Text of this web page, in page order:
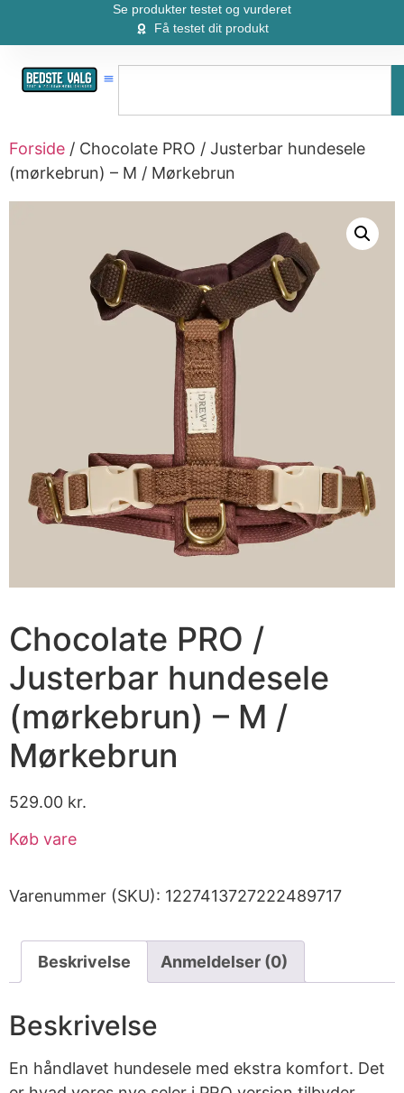
Se produkter testet og vurderet
Få testet dit produkt
Forside / Chocolate PRO / Justerbar hundesele
(mørkebrun) – M / Mørkebrun
Chocolate PRO /
Justerbar hundesele
(mørkebrun) – M /
Mørkebrun
529.00 kr.
Køb vare
Varenummer (SKU): 1227413727222489717
Beskrivelse Anmeldelser (0)
Beskrivelse
En håndlavet hundesele med ekstra komfort. Det